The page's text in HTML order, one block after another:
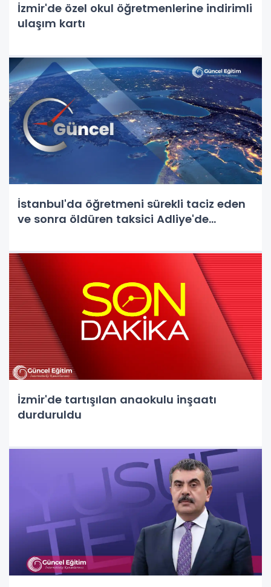
İzmir'de özel okul öğretmenlerine indirimli
ulaşım kartı
İstanbul'da öğretmeni sürekli taciz eden
ve sonra öldüren taksici Adliye'de...
İzmir'de tartışılan anaokulu inşaatı
durduruldu